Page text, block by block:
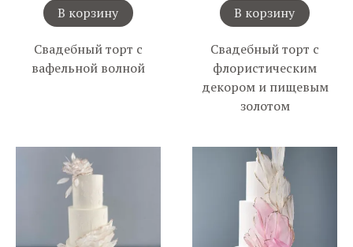
В корзину
Свадебный торт с
вафельной волной
В корзину
Свадебный торт с
флористическим
декором и пищевым
золотом